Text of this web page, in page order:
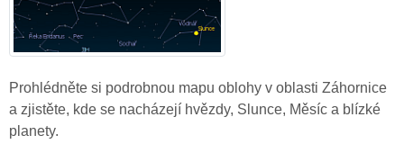
Prohlédněte si podrobnou mapu oblohy v oblasti Záhornice
a zjistěte, kde se nacházejí hvězdy, Slunce, Měsíc a blízké
planety.